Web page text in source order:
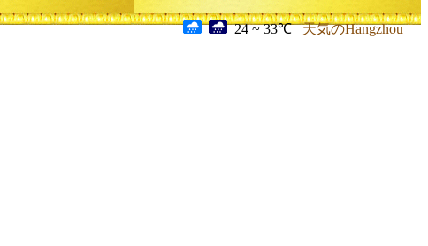
24 ~ 33℃ 天気のHangzhou